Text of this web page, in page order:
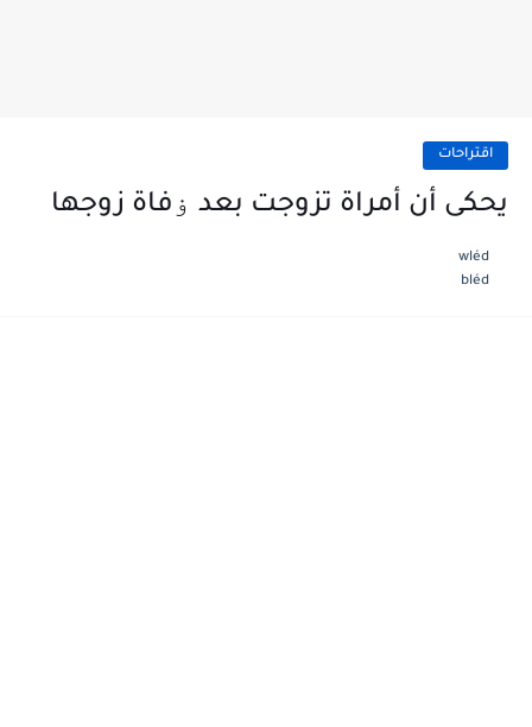
اقتراحات
يحكى أن أمراة تزوجت بعد ۏفاة زوجها
wléd
bléd